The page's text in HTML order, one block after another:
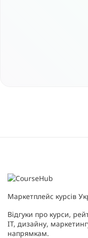
Маркетплейс курсів
Відгуки про курси,
IT, дизайну,
напрямкам.